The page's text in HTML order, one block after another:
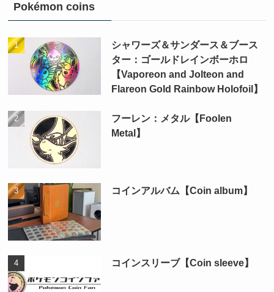
Pokémon coins
シャワーズ＆サンダース＆ブース
ター：ゴールドレインボーホロ
【Vaporeon and Jolteon and
Flareon Gold Rainbow Holofoil】
フーレン：メタル【Foolen
Metal】
コインアルバム【Coin album】
コインスリーブ【Coin sleeve】